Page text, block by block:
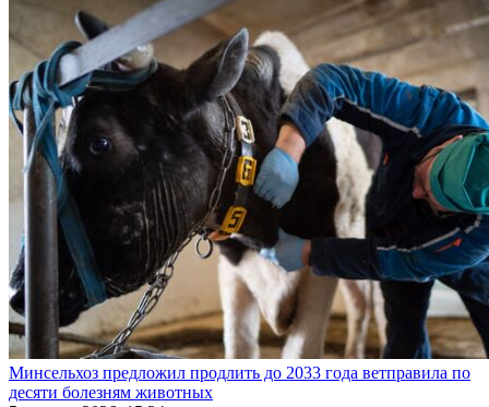
Минсельхоз предложил продлить до 2033 года ветправила по
десяти болезням животных